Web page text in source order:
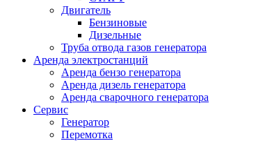
Двигатель
Бензиновые
Дизельные
Труба отвода газов генератора
Аренда электростанций
Аренда бензо генератора
Аренда дизель генератора
Аренда сварочного генератора
Сервис
Генератор
Перемотка